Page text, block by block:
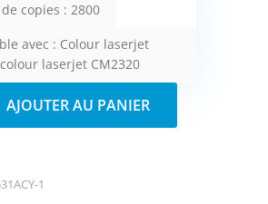
copies : 2800
avec : Colour laserjet
colour laserjet CM2320
AJOUTER AU PANIER
1